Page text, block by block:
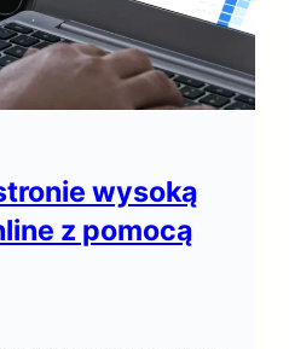
wysoką
z pomocą